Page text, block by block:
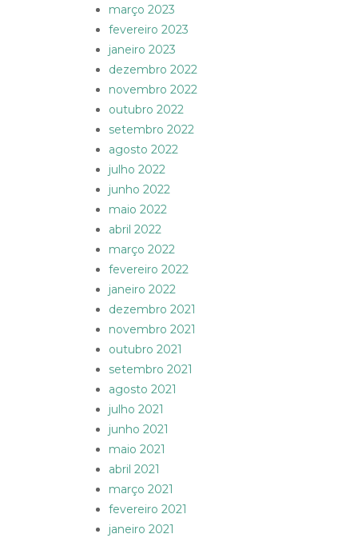
março 2023
fevereiro 2023
janeiro 2023
dezembro 2022
novembro 2022
outubro 2022
setembro 2022
agosto 2022
julho 2022
junho 2022
maio 2022
abril 2022
março 2022
fevereiro 2022
janeiro 2022
dezembro 2021
novembro 2021
outubro 2021
setembro 2021
agosto 2021
julho 2021
junho 2021
maio 2021
abril 2021
março 2021
fevereiro 2021
janeiro 2021